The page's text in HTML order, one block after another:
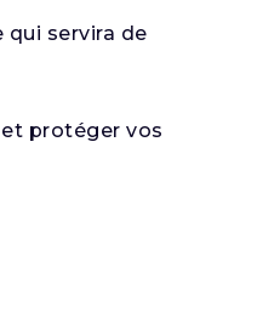
servira de
protéger vos